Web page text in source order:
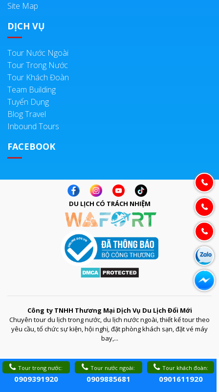
Tour trong nước:
0909391920
Tour nước ngoài:
0909885681
Tour khách đoàn:
0901611920
Site Map
DỊCH VỤ
Tour Nước Ngoài
Tour Trong Nước
Tour Khách Đoàn
Team Building
Tuyển Dụng
Blog Travel
Inbound Tours
FACEBOOK
DU LỊCH CÓ TRÁCH NHIỆM
Công ty TNHH Thương Mại Dịch Vụ Du Lịch Đổi Mới
Chuyên tour du lịch trong nước, du lịch nước ngoài, thiết kế tour theo
yêu cầu, tổ chức sự kiện, hội nghị, đặt phòng khách sạn, đặt vé máy
bay,...